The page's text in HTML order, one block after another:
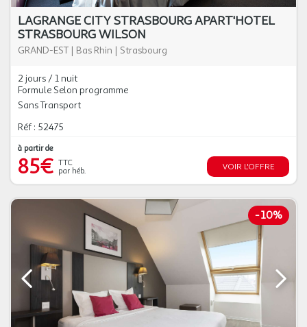
LAGRANGE CITY STRASBOURG APART'HOTEL
STRASBOURG WILSON
GRAND-EST | Bas Rhin | Strasbourg
2 jours / 1 nuit
Formule Selon programme
Sans Transport
Réf : 52475
à partir de
85€ TTC
par héb.
VOIR L'OFFRE
-10%